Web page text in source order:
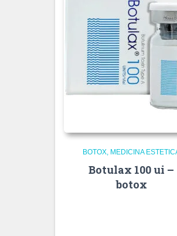
BOTOX MEDICINA
Botulax 100 ui –
botox